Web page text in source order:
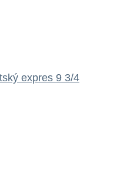
expres 9 3/4